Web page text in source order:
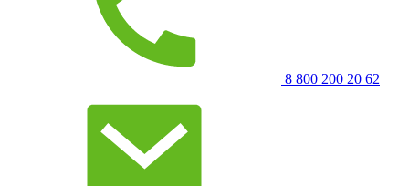
8 800 200 20 62